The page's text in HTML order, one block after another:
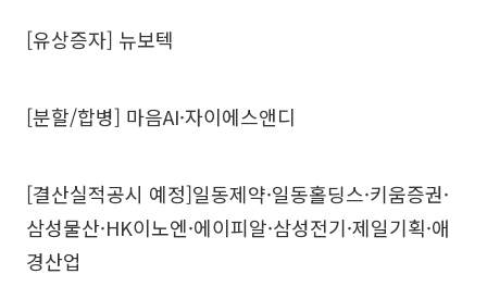
[유상증자] 뉴보텍
[분할/합병] 마음AI·자이에스앤디
[결산실적공시 예정]일동제약·일동홀딩스·키움증권·
삼성물산·HK이노엔·에이피알·삼성전기·제일기획·애
경산업